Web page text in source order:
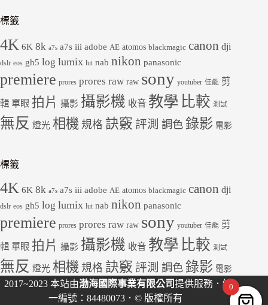
標籤
4K 6K 8k a7s a7s iii adobe AE atomos blackmagic canon dji
dslr eos gh5 log lumix lut nab nikon panasonic
premiere prores prores raw raw sony youtuber 佳能 剪
輯 單眼 拍片 攝影 攝影機 收音 教學 比較 測試
無反 燈光 相機 規格 訣竅 評測 調色 錄影 電影
標籤
4K 6K 8k a7s a7s iii adobe AE atomos blackmagic canon dji
dslr eos gh5 log lumix lut nab nikon panasonic
premiere prores prores raw raw sony youtuber 佳能 剪
輯 單眼 拍片 攝影 攝影機 收音 教學 比較 測試
無反 燈光 相機 規格 訣竅 評測 調色 錄影 電影
2017~2023 本站由渤海國際事業有限公司 提供服務．統
一編號：84480073．© 版權所有
0